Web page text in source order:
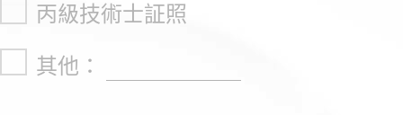
丙級技術士証照
其他：